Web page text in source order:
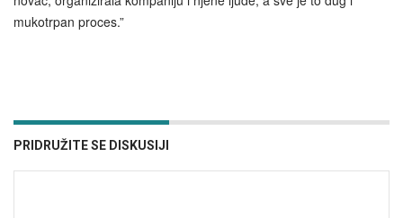
mukotrpan proces.”
PRIDRUŽITE SE DISKUSIJI